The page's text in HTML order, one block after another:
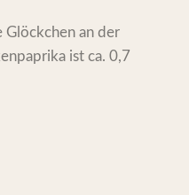
Glöckchen an der
ist ca. 0,7